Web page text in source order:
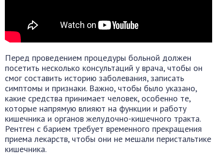
Перед проведением процедуры больной должен
посетить несколько консультаций у врача, чтобы он
смог составить историю заболевания, записать
симптомы и признаки. Важно, чтобы было указано,
какие средства принимает человек, особенно те,
которые напрямую влияют на функции и работу
кишечника и органов желудочно-кишечного тракта.
Рентген с барием требует временного прекращения
приема лекарств, чтобы они не мешали перистальтике
кишечника.